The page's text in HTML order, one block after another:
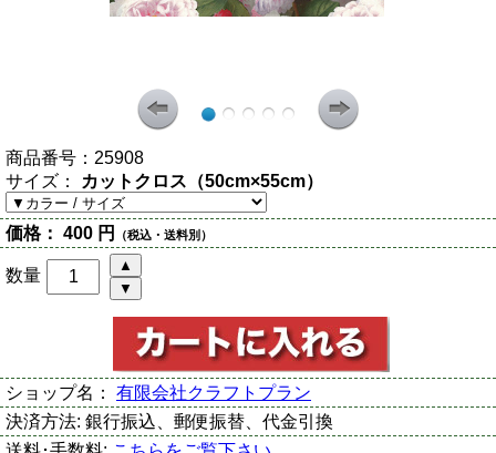
商品番号： 25908
サイズ： カットクロス（50cm×55cm）
価格： 400 円 （税込・送料別）
数量
ショップ名： 有限会社クラフトプラン
決済方法: 銀行振込、郵便振替、代金引換